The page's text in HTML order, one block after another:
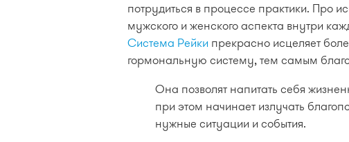
потрудиться в процессе практики. Про
мужского и женского аспекта внутри
Система Рейки прекрасно исцеляет
гормональную систему, тем самым
Она позволят напитать себя
при этом начинает излучать
нужные ситуации и события.